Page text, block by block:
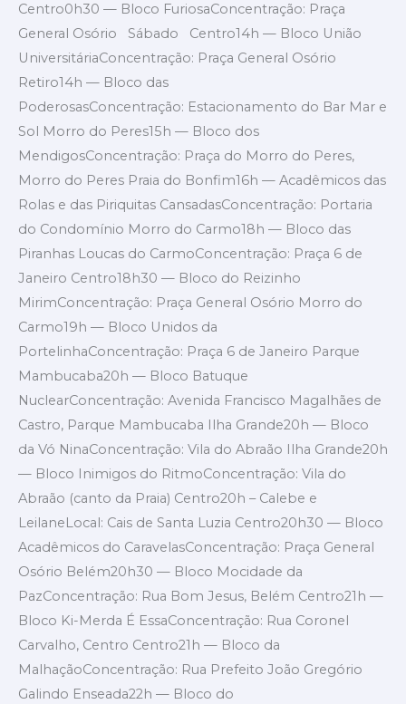
Centro0h30 — Bloco FuriosaConcentração: Praça
General Osório Sábado Centro14h — Bloco União
UniversitáriaConcentração: Praça General Osório
Retiro14h — Bloco das
PoderosasConcentração: Estacionamento do Bar Mar e
Sol Morro do Peres15h — Bloco dos
MendigosConcentração: Praça do Morro do Peres,
Morro do Peres Praia do Bonfim16h — Acadêmicos das
Rolas e das Piriquitas CansadasConcentração: Portaria
do Condomínio Morro do Carmo18h — Bloco das
Piranhas Loucas do CarmoConcentração: Praça 6 de
Janeiro Centro18h30 — Bloco do Reizinho
MirimConcentração: Praça General Osório Morro do
Carmo19h — Bloco Unidos da
PortelinhaConcentração: Praça 6 de Janeiro Parque
Mambucaba20h — Bloco Batuque
NuclearConcentração: Avenida Francisco Magalhães de
Castro, Parque Mambucaba Ilha Grande20h — Bloco
da Vó NinaConcentração: Vila do Abraão Ilha Grande20h
— Bloco Inimigos do RitmoConcentração: Vila do
Abraão (canto da Praia) Centro20h – Calebe e
LeilaneLocal: Cais de Santa Luzia Centro20h30 — Bloco
Acadêmicos do CaravelasConcentração: Praça General
Osório Belém20h30 — Bloco Mocidade da
PazConcentração: Rua Bom Jesus, Belém Centro21h —
Bloco Ki-Merda É EssaConcentração: Rua Coronel
Carvalho, Centro Centro21h — Bloco da
MalhaçãoConcentração: Rua Prefeito João Gregório
Galindo Enseada22h — Bloco do